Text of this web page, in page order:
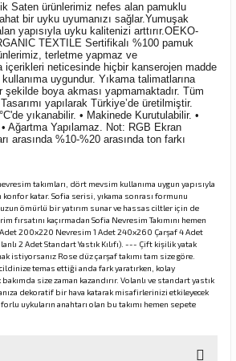
Saten ürünlerimiz nefes alan pamuklu
bir uyku uyumanızı sağlar.Yumuşak
yapısıyla uyku kalitenizi arttırır.OEKO-
TEXTILE Sertifikalı %100 pamuk
terletme yapmaz ve
içerikleri neticesinde hiçbir kanserojen madde
uygundur. Yıkama talimatlarına
boya akması yapmamaktadır. Tüm
yapılarak Türkiye’de üretilmiştir.
yıkanabilir. • Makinede Kurutulabilir. •
Ağartma Yapılamaz. Not: RGB Ekran
arasında %10-%20 arasında ton farkı
takımları, dört mevsim kullanıma uygun yapısıyla
konfor katar. Sofia serisi, yıkama sonrası formunu
uzun ömürlü bir yatırım sunar ve hassas ciltler için de
fırsatını kaçırmadan Sofia Nevresim Takımını hemen
200x220 Nevresim 1 Adet 240x260 Çarşaf 4 Adet
2 Adet Standart Yastık Kılıfı). --- Çift kişilik yatak
istiyorsanız Rose düz çarşaf takımı tam size göre.
temas ettiği anda fark yaratırken, kolay
size zaman kazandırır. Volanlı ve standart yastık
dekoratif bir hava katarak misafirlerinizi etkileyecek
uykuların anahtarı olan bu takımı hemen sepete